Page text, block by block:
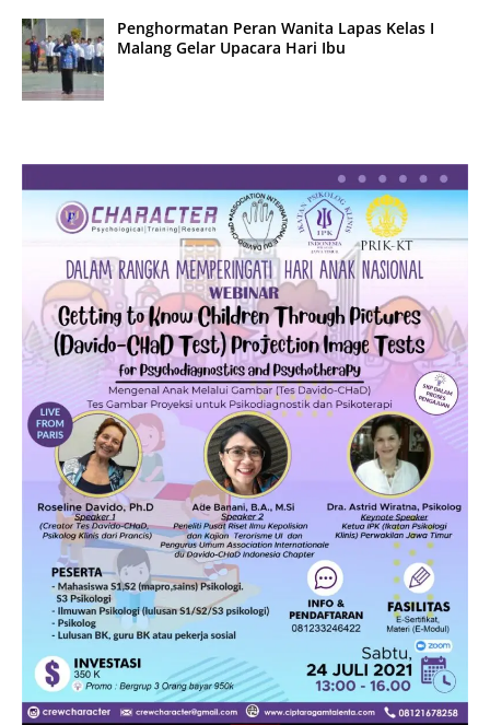
Penghormatan Peran Wanita Lapas Kelas I
Malang Gelar Upacara Hari Ibu